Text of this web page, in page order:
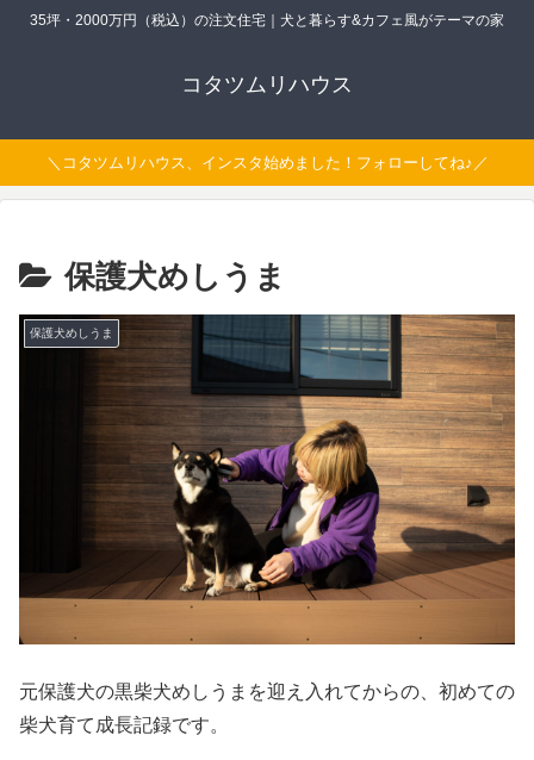
35坪・2000万円（税込）の注文住宅｜犬と暮らす&カフェ風がテーマの家
コタツムリハウス
＼コタツムリハウス、インスタ始めました！フォローしてね♪／
保護犬めしうま
保護犬めしうま
元保護犬の黒柴犬めしうまを迎え入れてからの、初めての
柴犬育て成長記録です。